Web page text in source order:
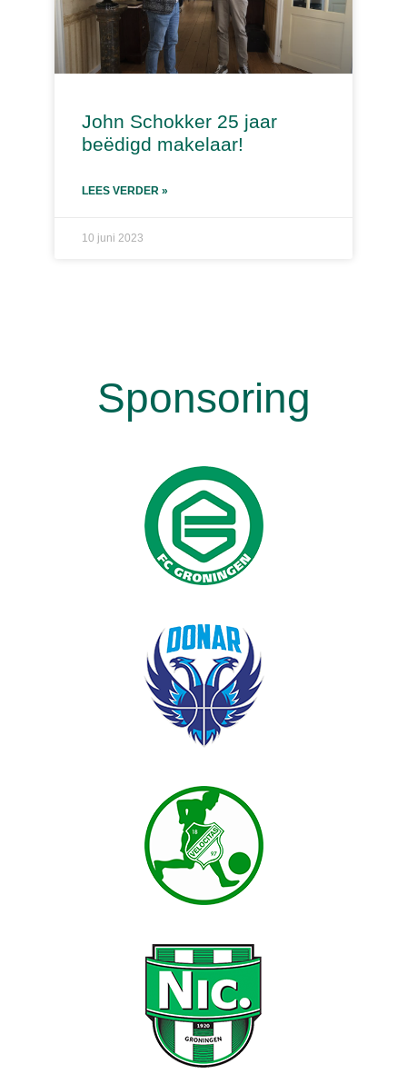
John Schokker 25 jaar
beëdigd makelaar!
LEES VERDER »
10 juni 2023
Sponsoring